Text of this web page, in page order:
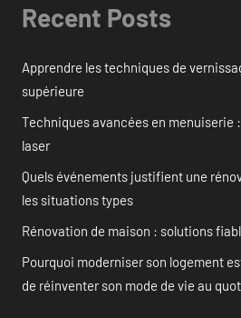
Recent Posts
Apprendre les techniques de
supérieure
Techniques avancées en menuiserie
laser
Quels événements justifient une
les situations types
Rénovation de maison : solutions
Pourquoi moderniser son logement
de réinventer son mode de vie au